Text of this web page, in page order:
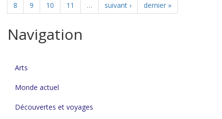
8
9 10 11 … suivant › dernier »
Navigation
Arts
Monde actuel
Découvertes et voyages